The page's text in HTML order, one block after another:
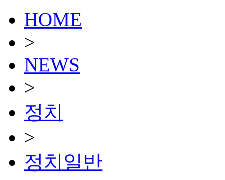
HOME
>
NEWS
>
정치
>
정치일반